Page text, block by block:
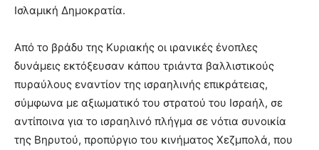
Ισλαμική Δημοκρατία.
Από το βράδυ της Κυριακής οι ιρανικές ένοπλες
δυνάμεις εκτόξευσαν κάπου τριάντα βαλλιστικούς
πυραύλους εναντίον της ισραηλινής επικράτειας,
σύμφωνα με αξιωματικό του στρατού του Ισραήλ, σε
αντίποινα για το ισραηλινό πλήγμα σε νότια συνοικία
της Βηρυτού, προπύργιο του κινήματος Χεζμπολά, που